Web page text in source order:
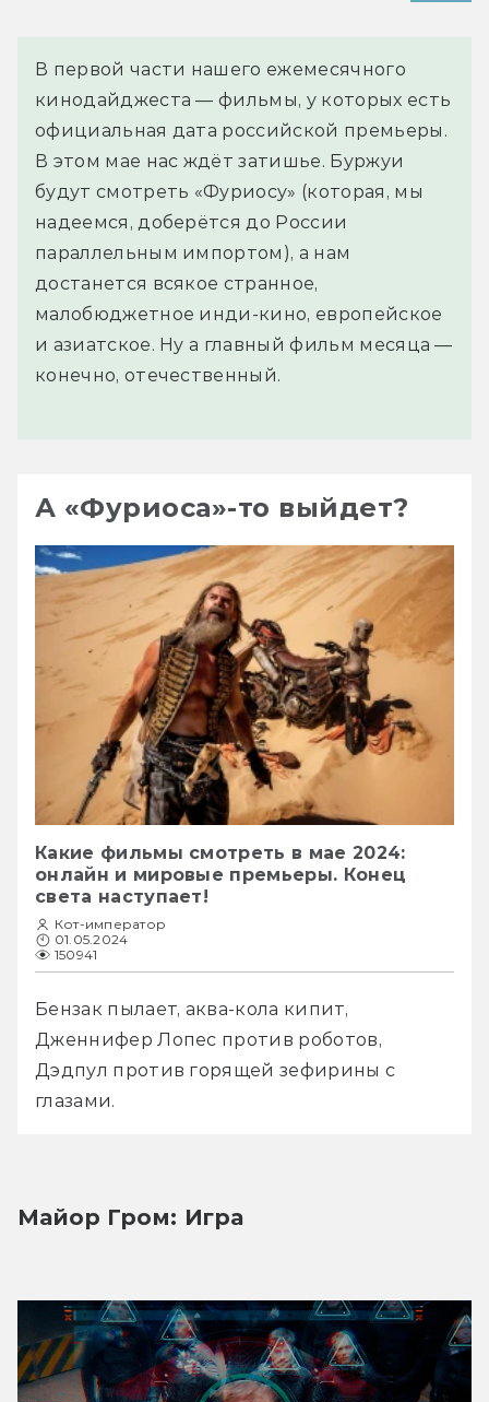
В первой части нашего ежемесячного
кинодайджеста — фильмы, у которых есть
официальная дата российской премьеры.
В этом мае нас ждёт затишье. Буржуи
будут смотреть «Фуриосу» (которая, мы
надеемся, доберётся до России
параллельным импортом), а нам
достанется всякое странное,
малобюджетное инди-кино, европейское
и азиатское. Ну а главный фильм месяца —
конечно, отечественный.
А «Фуриоса»-то выйдет?
Какие фильмы смотреть в мае 2024:
онлайн и мировые премьеры. Конец
света наступает!
Кот-император
01.05.2024
150941
Бензак пылает, аква-кола кипит,
Дженнифер Лопес против роботов,
Дэдпул против горящей зефирины с
глазами.
Майор Гром: Игра